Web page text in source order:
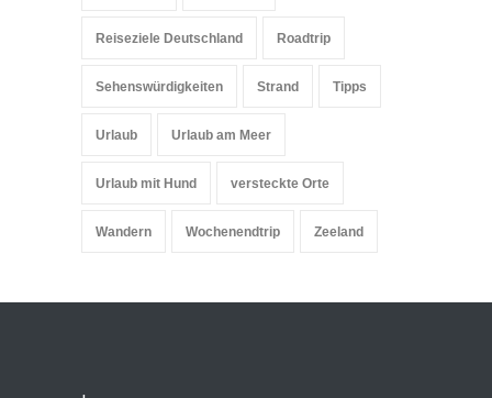
Reiseziele Deutschland Roadtrip
Sehenswürdigkeiten Strand Tipps
Urlaub Urlaub am Meer
Urlaub mit Hund versteckte Orte
Wandern Wochenendtrip Zeeland